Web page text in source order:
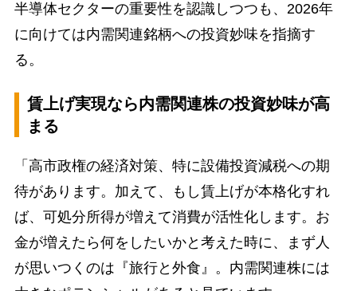
半導体セクターの重要性を認識しつつも、2026年
に向けては内需関連銘柄への投資妙味を指摘す
る。
賃上げ実現なら内需関連株の投資妙味が高
まる
「高市政権の経済対策、特に設備投資減税への期
待があります。加えて、もし賃上げが本格化すれ
ば、可処分所得が増えて消費が活性化します。お
金が増えたら何をしたいかと考えた時に、まず人
が思いつくのは『旅行と外食』。内需関連株には